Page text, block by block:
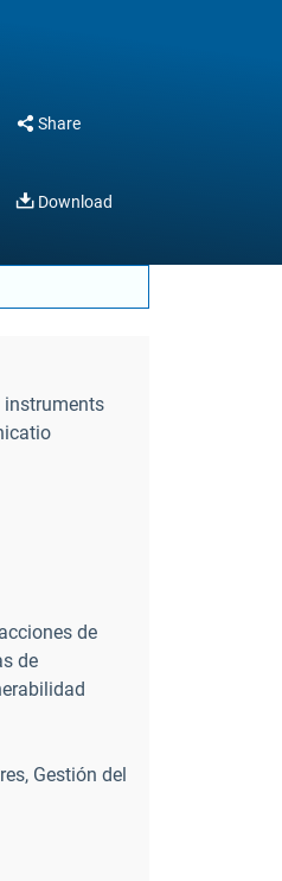
Share
Download
instruments
de
de
Gestión del